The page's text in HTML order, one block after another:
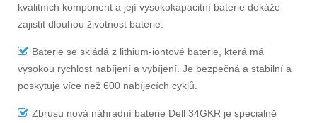
kvalitních komponent a její vysokokapacitní baterie dokáže
zajistit dlouhou životnost baterie.
Baterie se skládá z lithium-iontové baterie, která má
vysokou rychlost nabíjení a vybíjení. Je bezpečná a stabilní a
poskytuje více než 600 nabíjecích cyklů.
Zbrusu nová náhradní baterie Dell 34GKR je speciálně